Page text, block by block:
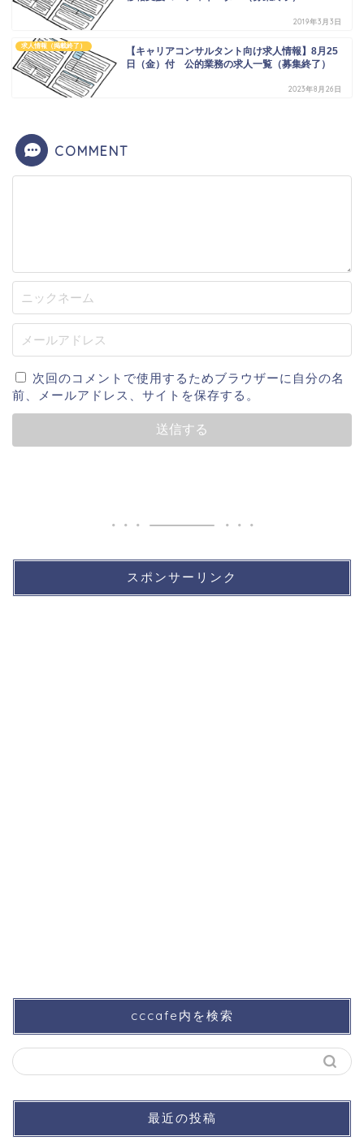
2019年3月3日
求人情報（掲載終了）
【キャリアコンサルタント向け求人情報】8月25
日（金）付 公的業務の求人一覧（募集終了）
2023年8月26日
COMMENT
次回のコメントで使用するためブラウザーに自分の名
前、メールアドレス、サイトを保存する。
スポンサーリンク
cccafe内を検索
最近の投稿